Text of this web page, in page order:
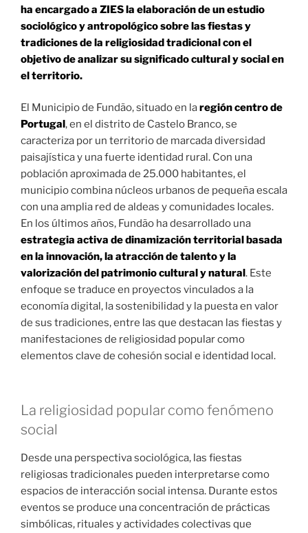
ha encargado a ZIES la elaboración de un estudio
sociológico y antropológico sobre las fiestas y
tradiciones de la religiosidad tradicional con el
objetivo de analizar su significado cultural y social en
el territorio.
El Municipio de Fundão, situado en laregión centro de
Portugal, en el distrito de Castelo Branco, se
caracteriza por un territorio de marcada diversidad
paisajística y una fuerte identidad rural. Con una
población aproximada de 25.000 habitantes, el
municipio combina núcleos urbanos de pequeña escala
con una amplia red de aldeas y comunidades locales.
En los últimos años, Fundão ha desarrollado una
estrategia activa de dinamización territorial basada
en la innovación, la atracción de talento y la
valorización del patrimonio cultural y natural. Este
enfoque se traduce en proyectos vinculados a la
economía digital, la sostenibilidad y la puesta en valor
de sus tradiciones, entre las que destacan las fiestas y
manifestaciones de religiosidad popular como
elementos clave de cohesión social e identidad local.
La religiosidad popular como fenómeno
social
Desde una perspectiva sociológica, las fiestas
religiosas tradicionales pueden interpretarse como
espacios de interacción social intensa. Durante estos
eventos se produce una concentración de prácticas
simbólicas, rituales y actividades colectivas que